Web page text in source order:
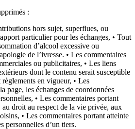
:
hors sujet, superflues, ou
particulier pour les échanges, • Tout
d’alcool excessive ou
de l’ivresse. • Les commentaires
ou publicitaires, • Les liens
dont le contenu serait susceptible
en vigueur, • Les
page, les échanges de coordonnées
• Les commentaires portant
au droit au respect de la vie privée, aux
• Les commentaires portant atteinte
personnelles d’un tiers.